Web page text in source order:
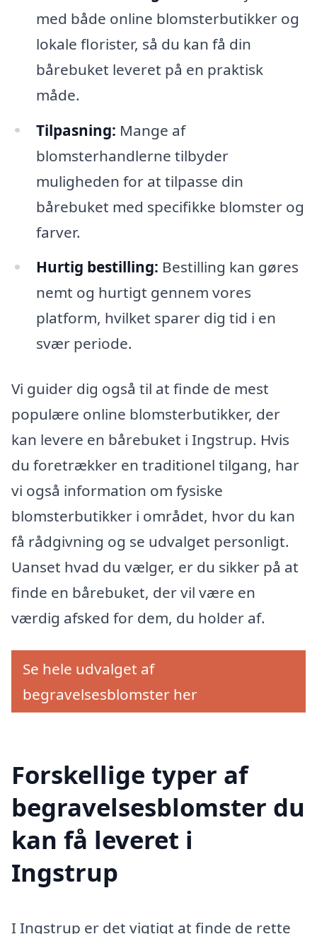
med både online blomsterbutikker og
lokale florister, så du kan få din
bårebuket leveret på en praktisk
måde.
Tilpasning: Mange af
blomsterhandlerne tilbyder
muligheden for at tilpasse din
bårebuket med specifikke blomster og
farver.
Hurtig bestilling: Bestilling kan gøres
nemt og hurtigt gennem vores
platform, hvilket sparer dig tid i en
svær periode.
Vi guider dig også til at finde de mest
populære online blomsterbutikker, der
kan levere en bårebuket i Ingstrup. Hvis
du foretrækker en traditionel tilgang, har
vi også information om fysiske
blomsterbutikker i området, hvor du kan
få rådgivning og se udvalget personligt.
Uanset hvad du vælger, er du sikker på at
finde en bårebuket, der vil være en
værdig afsked for dem, du holder af.
Se hele udvalget af
begravelsesblomster her
Forskellige typer af
begravelsesblomster du
kan få leveret i
Ingstrup
I Ingstrup er det vigtigt at finde de rette